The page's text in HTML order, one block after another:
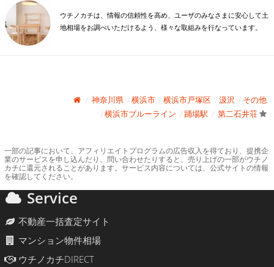
ウチノカチは、情報の信頼性を高め、ユーザのみなさまに安心して土
地相場をお調べいただけるよう、様々な取組みを行なっています。
神奈川県 横浜市 横浜市戸塚区 汲沢
その他
横浜市ブルーライン
踊場駅 第二石井荘
一部の記事において、アフィリエイトプログラムの広告収入を得ており、提携企
業のサービスを申し込んだり、問い合わせたりすると、売り上げの一部がウチノ
カチに還元されることがあります。サービス内容については、公式サイトの情報
を確認してください。
Service
不動産一括査定サイト
マンション物件相場
ウチノカチDIRECT